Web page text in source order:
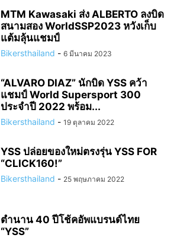
MTM Kawasaki ส่ง ALBERTO ลงบิด
สนามสอง WorldSSP2023 หวังเก็บ
แต้มลุ้นแชมป์
Bikersthailand - 6 มีนาคม 2023
“ALVARO DIAZ” นักบิด YSS คว้า
แชมป์ World Supersport 300
ประจำปี 2022 พร้อม...
Bikersthailand - 19 ตุลาคม 2022
YSS ปล่อยของใหม่ตรงรุ่น YSS FOR
“CLICK160!”
Bikersthailand - 25 พฤษภาคม 2022
ตำนาน 40 ปีโช้คอัพแบรนด์ไทย
“YSS”